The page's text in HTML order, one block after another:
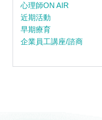
心理師ON AIR
近期活動
早期療育
企業員工講座/諮商